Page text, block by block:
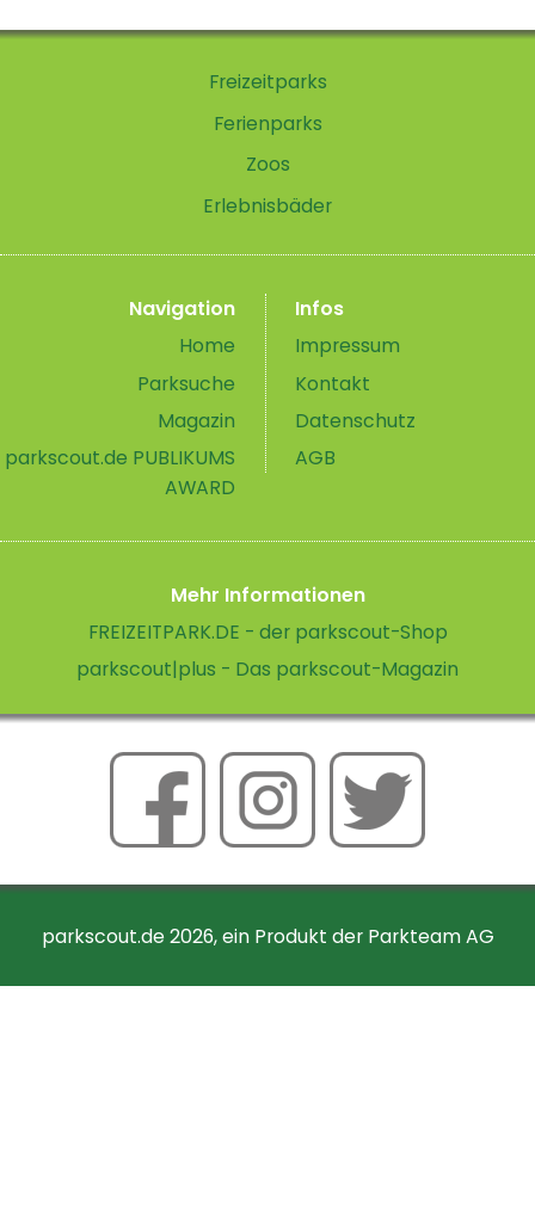
Freizeitparks
Ferienparks
Zoos
Erlebnisbäder
Navigation
Home
Parksuche
Magazin
parkscout.de PUBLIKUMS
AWARD
Infos
Impressum
Kontakt
Datenschutz
AGB
Mehr Informationen
FREIZEITPARK.DE - der parkscout-Shop
parkscout|plus - Das parkscout-Magazin
parkscout.de 2026, ein Produkt der Parkteam AG